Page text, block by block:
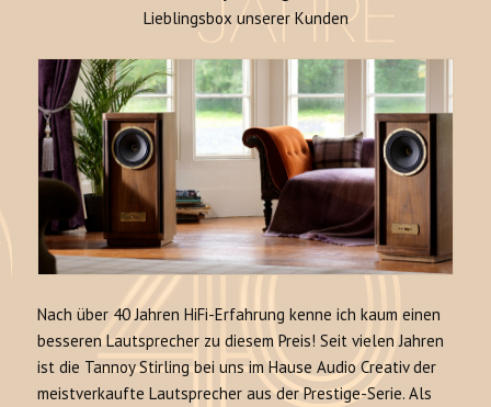
Lieblingsbox unserer Kunden
Nach über 40 Jahren HiFi-Erfahrung kenne ich kaum einen
besseren Lautsprecher zu diesem Preis! Seit vielen Jahren
ist die Tannoy Stirling bei uns im Hause Audio Creativ der
meistverkaufte Lautsprecher aus der Prestige-Serie. Als